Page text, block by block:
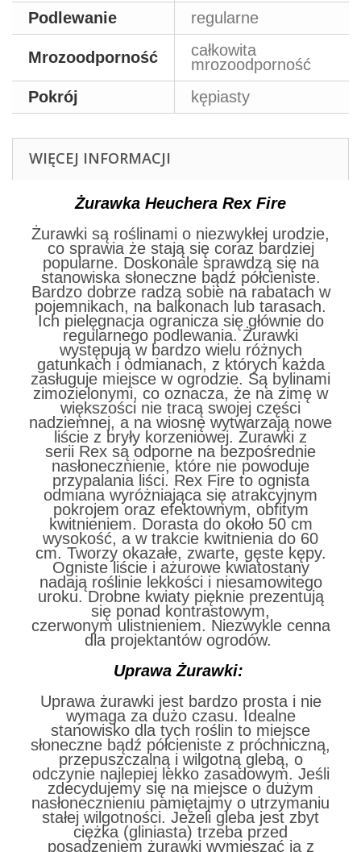
Podlewanie regularne
Mrozoodporność
całkowita
mrozoodporność
Pokrój
kępiasty
WIĘCEJ INFORMACJI
Żurawka Heuchera Rex Fire
Żurawki są roślinami o niezwykłej urodzie,
co sprawia że stają się coraz bardziej
popularne. Doskonale sprawdzą się na
stanowiska słoneczne bądź półcieniste.
Bardzo dobrze radzą sobie na rabatach w
pojemnikach, na balkonach lub tarasach.
Ich pielęgnacja ogranicza się głównie do
regularnego podlewania. Żurawki
występują w bardzo wielu różnych
gatunkach i odmianach, z których każda
zasługuje miejsce w ogrodzie. Są bylinami
zimozielonymi, co oznacza, że na zimę w
większości nie tracą swojej części
nadziemnej, a na wiosnę wytwarzają nowe
liście z bryły korzeniowej. Żurawki z
serii Rex są odporne na bezpośrednie
nasłonecznienie, które nie powoduje
przypalania liści. Rex Fire to ognista
odmiana wyróżniająca się atrakcyjnym
pokrojem oraz efektownym, obfitym
kwitnieniem. Dorasta do około 50 cm
wysokość, a w trakcie kwitnienia do 60
cm. Tworzy okazałe, zwarte, gęste kępy.
Ogniste liście i ażurowe kwiatostany
nadają roślinie lekkości i niesamowitego
uroku. Drobne kwiaty pięknie prezentują
się ponad kontrastowym,
czerwonym ulistnieniem. Niezwykle cenna
dla projektantów ogrodów.
Uprawa Żurawki:
Uprawa żurawki jest bardzo prosta i nie
wymaga za dużo czasu. Idealne
stanowisko dla tych roślin to miejsce
słoneczne bądź półcieniste z próchniczną,
przepuszczalną i wilgotną glebą, o
odczynie najlepiej lekko zasadowym. Jeśli
zdecydujemy się na miejsce o dużym
nasłonecznieniu pamiętajmy o utrzymaniu
stałej wilgotności. Jeżeli gleba jest zbyt
ciężka (gliniasta) trzeba przed
posadzeniem żurawki wymieszać ją z